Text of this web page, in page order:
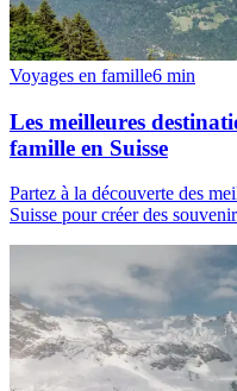
Voyages en famille6 min
Les meilleures
famille en Suisse
Partez à la découverte des
Suisse pour créer des